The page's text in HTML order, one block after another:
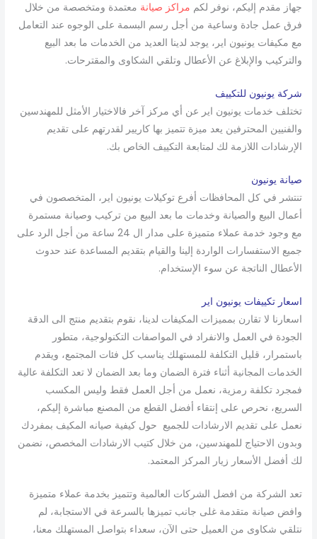
جهاز مقدم إليكم، نوفر لكم مراكز صيانة معتمدة ومتخصصة من خلال
فرق عمل جادة وساعية من أجل رسم البسمة على الوجوه عند التعامل
مع مكيفات يونيون اير، يوجد لدينا العديد من الخدمات ما بعد البيع
والتركيب والإبلاغ عن الأعطال وتلقي الشكاوى والمقترحات.
شركة يونيون للتكييف
تختلف خدمات يونيون اير عن أي مركز آخر فالاختيار الأمثل للمهندسين
والفنيين المحترفين يعد ميزة تتميز بها كاريير لقدرتهم على تقديم
الإرشادات اللازمة لك لمتابعة التكييف الخاص بك.
صيانة يونيون
تنتشر في كل المحافظات أفرع توكيلات يونيون اير، المتخصصون في
أعمال البيع والصيانة وخدمات ما بعد البيع من تركيب وصيانة مستمرة
مع وجود خدمة عملاء متميزة على مدار ال 24 ساعة من أجل الرد على
جميع الاستفسارات الواردة إلينا والقيام بتقديم المساعدة عند حدوث
الأعطال الناتجة عن سوء الإستخدام.
اسعار تكييفات يونيون اير
اسعارنا لا تقارن بمميزات المكيفات لدينا، نقوم بتقديم منتج الى الدقة
الجودة في العمل والانفراد في المواصفات التكنولوجية، متطور
باستمرار، قليل التكلفة للمستهلك يناسب كل فئات المجتمع، ويقدم
الخدمات المجانية أثناء فترة الضمان وما بعد الضمان لا تعد التكلفة عالية
فمجرد تكلفة رمزية، نعمل من أجل العمل فقط وليس المكسب
السريع، نحرص على إنتقاء أفضل القطع من المصنع مباشرة إليكم،
نعمل على تقديم الارشادات للجميع حول كيفية صيانه المكيف بمفردك
وبدون الاحتياج للمهندسين، من خلال كتيب الارشادات المخصص، نضمن
لك أفضل الأسعار زيار المركز المعتمد.
تعد الشركة من افضل الشركات العالمية وتتميز بخدمة عملاء متميزة
وافض صيانة متقدمة غلى جانب تميزها بالسرعة في الاستجابة، لم
نتلقي شكاوى من العميل حتى الآن، سعداء بتواصل المستهلك معنا،